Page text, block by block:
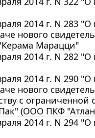
2014 г. N 283
нового
Марацци"
2014 г. N 282
2014 г. N 290
нового
с ограниченной
(ООО ПКФ
2014 г. N 294